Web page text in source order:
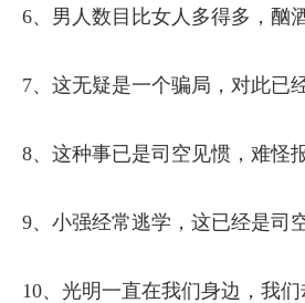
6、男人数目比女人多得多，酗
7、这无疑是一个骗局，对此已
8、这种事已是司空见惯，难怪
9、小强经常逃学，这已经是司
10、光明一直在我们身边，我